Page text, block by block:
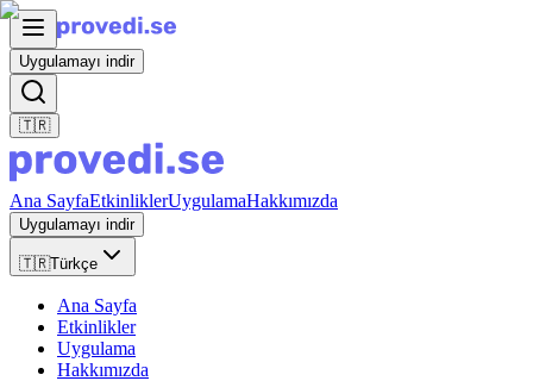
Uygulamayı indir
🇹🇷
Ana SayfaEtkinliklerUygulamaHakkımızda
Uygulamayı indir
🇹🇷Türkçe
Ana Sayfa
Etkinlikler
Uygulama
Hakkımızda